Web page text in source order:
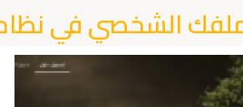
الشخصي في نظام